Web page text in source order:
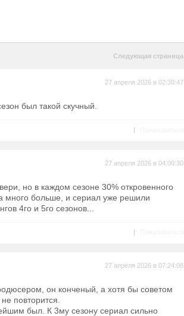
Следующая страница
27 апреля 2026 в 02:30:47
был такой скучный.
|
27 апреля 2026 в 04:00:30
но в каждом сезоне 30% откровенного
много больше, и сериал уже решили
4го и 5го сезонов...
|
27 апреля 2026 в 07:24:08
он конченый, а хотя бы советом
повторится.
был. К 3му сезону сериал сильно